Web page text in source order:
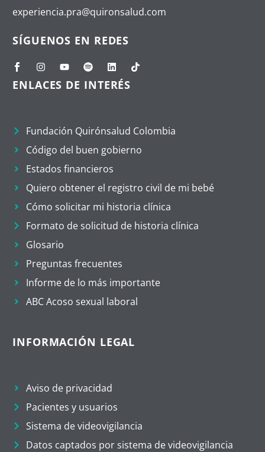
experiencia.pra@quironsalud.com
SÍGUENOS EN REDES
ENLACES DE INTERÉS
Fundación Quirónsalud Colombia
Código del buen gobierno
Estados financieros
Quiero obtener el registro civil de mi bebé
Cómo solicitar mi historia clínica
Formato de solicitud de historia clínica
Glosario
Preguntas frecuentes
Informe de lo más importante
ABC Acoso sexual laboral
INFORMACIÓN LEGAL
Aviso de privacidad
Pacientes y usuarios
Sistema de videovigilancia
Datos captados por sistema de videovigilancia